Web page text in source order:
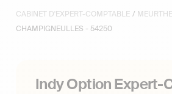
CABINET D'EXPERT-COMPTABLE /
CHAMPIGNEULLES - 54250
Indy Option Expert-